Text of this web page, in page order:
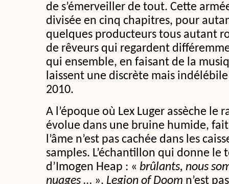
de s’émerveiller de tout. Cette
divisée en cinq chapitres, pour
quelques producteurs tous autant
de rêveurs qui regardent
qui ensemble, en faisant de la
laissent une discrète mais
2010.
A l’époque où Lex Luger assèche le
évolue dans une bruine humide,
l’âme n’est pas cachée dans les
samples. L’échantillon qui donne le
d’Imogen Heap : « brûlants, nous
nuages … », Legion of Doom n’est